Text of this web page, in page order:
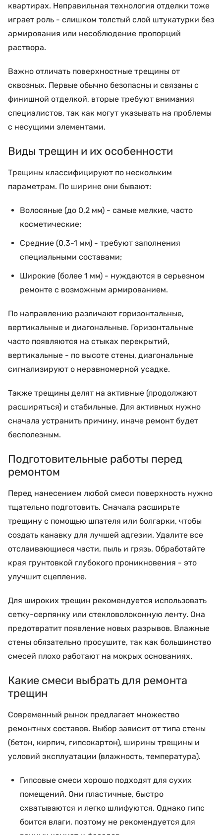
квартирах. Неправильная технология отделки тоже
играет роль - слишком толстый слой штукатурки без
армирования или несоблюдение пропорций
раствора.
Важно отличать поверхностные трещины от
сквозных. Первые обычно безопасны и связаны с
финишной отделкой, вторые требуют внимания
специалистов, так как могут указывать на проблемы
с несущими элементами.
Виды трещин и их особенности
Трещины классифицируют по нескольким
параметрам. По ширине они бывают:
Волосяные (до 0,2 мм) - самые мелкие, часто
косметические;
Средние (0,3-1 мм) - требуют заполнения
специальными составами;
Широкие (более 1 мм) - нуждаются в серьезном
ремонте с возможным армированием.
По направлению различают горизонтальные,
вертикальные и диагональные. Горизонтальные
часто появляются на стыках перекрытий,
вертикальные - по высоте стены, диагональные
сигнализируют о неравномерной усадке.
Также трещины делят на активные (продолжают
расширяться) и стабильные. Для активных нужно
сначала устранить причину, иначе ремонт будет
бесполезным.
Подготовительные работы перед
ремонтом
Перед нанесением любой смеси поверхность нужно
тщательно подготовить. Сначала расширьте
трещину с помощью шпателя или болгарки, чтобы
создать канавку для лучшей адгезии. Удалите все
отслаивающиеся части, пыль и грязь. Обработайте
края грунтовкой глубокого проникновения - это
улучшит сцепление.
Для широких трещин рекомендуется использовать
сетку-серпянку или стекловолоконную ленту. Она
предотвратит появление новых разрывов. Влажные
стены обязательно просушите, так как большинство
смесей плохо работают на мокрых основаниях.
Какие смеси выбрать для ремонта
трещин
Современный рынок предлагает множество
ремонтных составов. Выбор зависит от типа стены
(бетон, кирпич, гипсокартон), ширины трещины и
условий эксплуатации (влажность, температура).
Гипсовые смеси хорошо подходят для сухих
помещений. Они пластичные, быстро
схватываются и легко шлифуются. Однако гипс
боится влаги, поэтому не рекомендуется для